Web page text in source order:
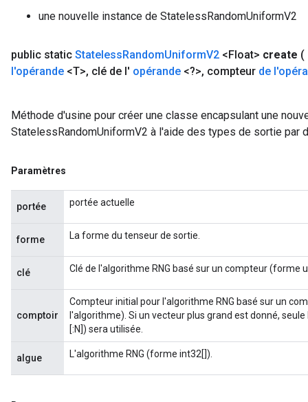
une nouvelle instance de StatelessRandomUniformV2
public static StatelessRandomUniformV2 <Float> create (
l'opérande <T>, clé de l' opérande <?>, compteur de
Méthode d'usine pour créer une classe encapsulant une
StatelessRandomUniformV2 à l'aide des types de sortie par
Paramètres
portée portée actuelle
forme La forme du tenseur de sortie.
clé Clé de l'algorithme RNG basé sur un compteur (forme
comptoir
Compteur initial pour l'algorithme RNG basé sur un
l'algorithme). Si un vecteur plus grand est donné,
[:N]) sera utilisée.
algue L'algorithme RNG (forme int32[]).